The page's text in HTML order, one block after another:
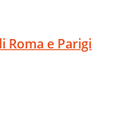
Roma e Parigi